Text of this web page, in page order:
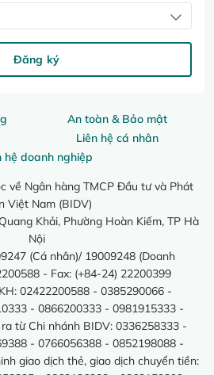
An toàn & Bảo mật
Liên hệ cá nhân
hệ doanh nghiệp
về Ngân hàng TMCP Đầu tư và Phát
Việt Nam (BIDV)
Khải, Phường Hoàn Kiếm, TP Hà
Nội
(Cá nhân)/ 19009248 (Doanh
- Fax: (+84-24) 22200399
02422200588 - 0385290066 -
- 0866200333 - 0981915333 -
từ Chi nhánh BIDV: 0336258333 -
- 0766056388 - 0852198088 -
giao dịch thẻ, giao dịch chuyển tiền:
Đăng ký